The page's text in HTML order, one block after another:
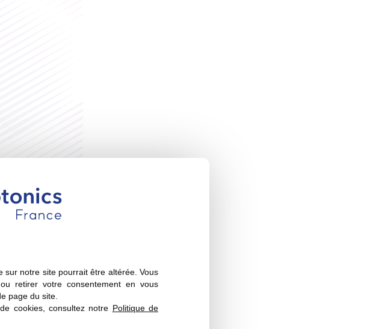
sur notre site pourrait être altérée. Vous
retirer votre consentement en vous
page du site.
cookies, consultez notre Politique de
qui introduit
à réduire les
dans l’UE.
avancée de
critiques